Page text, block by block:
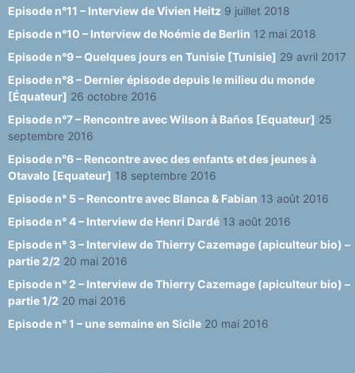
Episode n°11 – Interview de Vivien Heitz 9 juillet 2018
Episode n°10 – Interview de Noémie de Berlin 12 mai 2018
Episode n°9 – Quelques jours en Tunisie [Tunisie] 29 avril 2017
Episode n°8 – Dernier épisode depuis le milieu du monde
[Équateur] 26 octobre 2016
Episode n°7 – Rencontre avec Wilson à Baños [Equateur] 25
septembre 2016
Episode n°6 – Rencontre avec des enfants et des jeunes à
Otavalo [Equateur] 18 septembre 2016
Episode n° 5 – Rencontre avec Blanca & Fabian 13 août 2016
Episode n° 4 – Interview de Henri Dardé 13 août 2016
Episode n° 3 – Interview de Thierry Cazemage (apiculteur bio) –
partie 2/2 20 mai 2016
Episode n° 2 – Interview de Thierry Cazemage (apiculteur bio) –
partie 1/2 20 mai 2016
Episode n° 1 – une semaine en Sicile 20 mai 2016